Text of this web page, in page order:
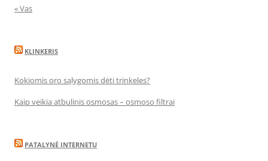
« Vas
KLINKERIS
Kokiomis oro sąlygomis dėti trinkeles?
Kaip veikia atbulinis osmosas – osmoso filtrai
PATALYNĖ INTERNETU